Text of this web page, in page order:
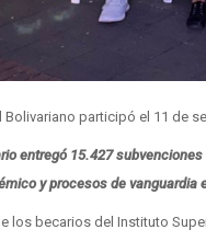
Bolivariano participó el 11 de
entregó 15.427
y procesos de vanguardia
los becarios del Instituto